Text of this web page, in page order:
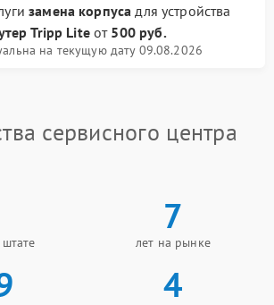
замена корпуса для устройства
Tripp Liteот 500 руб.
на текущую дату 09.08.2026
сервисного центра
7
лет на рынке
4